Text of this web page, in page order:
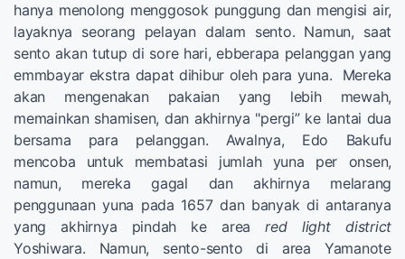
hanya menolong menggosok punggung dan mengisi air,
layaknya seorang pelayan dalam sento. Namun, saat
sento akan tutup di sore hari, ebberapa pelanggan yang
emmbayar ekstra dapat dihibur oleh para yuna. Mereka
akan mengenakan pakaian yang lebih mewah,
memainkan shamisen, dan akhirnya "pergi” ke lantai dua
bersama para pelanggan. Awalnya, Edo Bakufu
mencoba untuk membatasi jumlah yuna per onsen,
namun, mereka gagal dan akhirnya melarang
penggunaan yuna pada 1657 dan banyak di antaranya
yang akhirnya pindah ke areared light district
Yoshiwara. Namun, sento-sento di area Yamanote